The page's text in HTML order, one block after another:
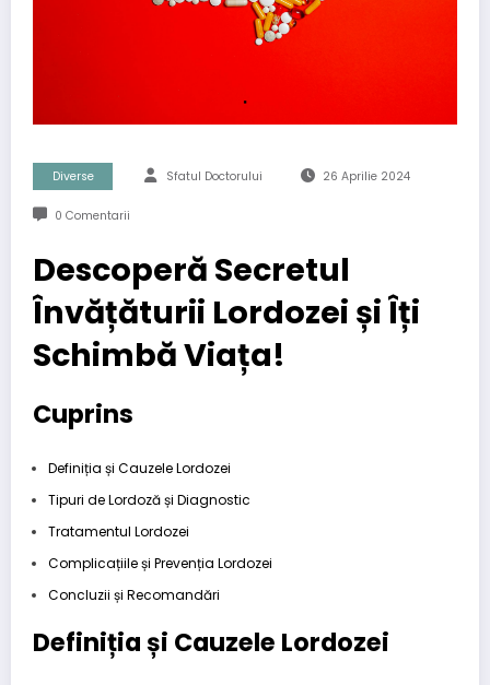
Diverse Sfatul Doctorului 26 Aprilie 2024
0 Comentarii
Descoperă Secretul
Învățăturii Lordozei și Îți
Schimbă Viața!
Cuprins
Definiția și Cauzele Lordozei
Tipuri de Lordoză și Diagnostic
Tratamentul Lordozei
Complicațiile și Prevenția Lordozei
Concluzii și Recomandări
Definiția și Cauzele Lordozei